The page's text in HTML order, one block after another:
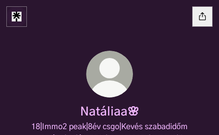
Natáliaa🌸
18|Immo2 peak|8év csgo|Kevés szabadidőm